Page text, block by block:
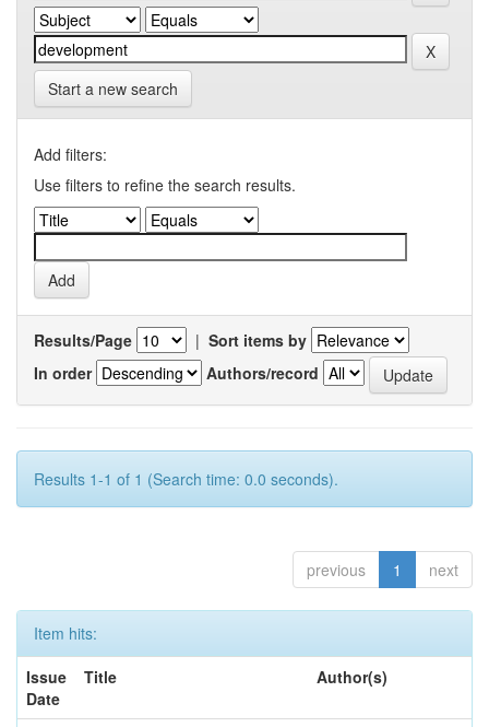
Start a new search
Add filters:
Use filters to refine the search results.
Results/Page | Sort items by
In order
Authors/record
Results 1-1 of 1 (Search time: 0.0 seconds).
previous 1 next
Item hits:
Issue
Date
Title Author(s)